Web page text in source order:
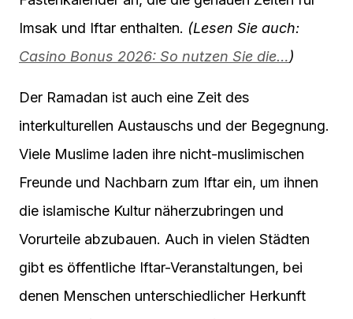
Imsak und Iftar enthalten. (Lesen Sie auch:
Casino Bonus 2026: So nutzen Sie die…)
Der Ramadan ist auch eine Zeit des
interkulturellen Austauschs und der Begegnung.
Viele Muslime laden ihre nicht-muslimischen
Freunde und Nachbarn zum Iftar ein, um ihnen
die islamische Kultur näherzubringen und
Vorurteile abzubauen. Auch in vielen Städten
gibt es öffentliche Iftar-Veranstaltungen, bei
denen Menschen unterschiedlicher Herkunft